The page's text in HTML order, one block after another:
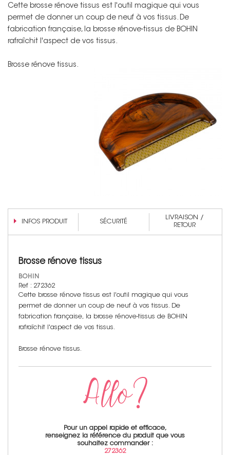
Cette brosse rénove tissus est l'outil magique qui vous
permet de donner un coup de neuf à vos tissus. De
fabrication française, la brosse rénove-tissus de BOHIN
rafraîchit l'aspect de vos tissus.
Brosse rénove tissus.
INFOS PRODUIT SÉCURITÉ
LIVRAISON /
RETOUR
Brosse rénove tissus
BOHIN
Ref : 272362
Cette brosse rénove tissus est l'outil magique qui vous
permet de donner un coup de neuf à vos tissus. De
fabrication française, la brosse rénove-tissus de BOHIN
rafraîchit l'aspect de vos tissus.
Brosse rénove tissus.
Pour un appel rapide et efficace,
renseignez la référence du produit que vous
souhaitez commander :
272362